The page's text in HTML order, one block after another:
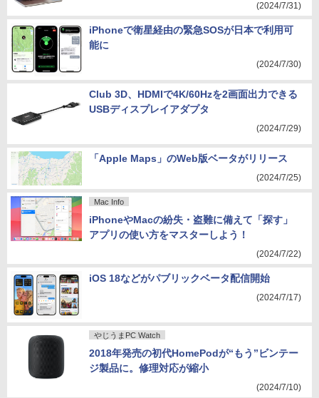
(2024/7/31)
iPhoneで衛星経由の緊急SOSが日本で利用可
能に
(2024/7/30)
Club 3D、HDMIで4K/60Hzを2画面出力できる
USBディスプレイアダプタ
(2024/7/29)
「Apple Maps」のWeb版ベータがリリース
(2024/7/25)
Mac Info
iPhoneやMacの紛失・盗難に備えて「探す」
アプリの使い方をマスターしよう！
(2024/7/22)
iOS 18などがパブリックベータ配信開始
(2024/7/17)
やじうまPC Watch
2018年発売の初代HomePodが“もう”ビンテー
ジ製品に。修理対応が縮小
(2024/7/10)